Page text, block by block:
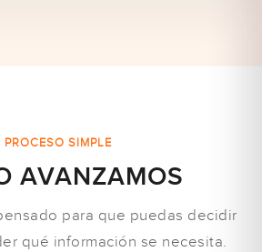
PROCESO SIMPLE
AVANZAMOS
para que puedas decidir
qué información se necesita.